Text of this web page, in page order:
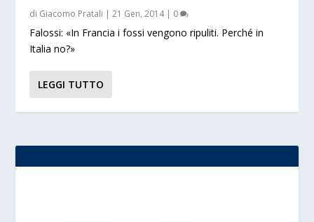
di Giacomo Pratali |21 Gen, 2014| 0
Falossi: «In Francia i fossi vengono ripuliti. Perché in
Italia no?»
LEGGI TUTTO